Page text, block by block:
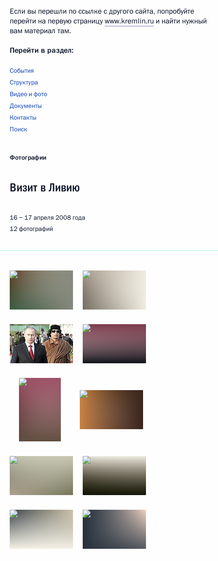
Если вы перешли по ссылке с другого сайта, попробуйте
перейти на первую страницуwww.kremlin.ru и найти нужный
вам материал там.
Перейти в раздел:
События
Структура
Видео и фото
Документы
Контакты
Поиск
Фотографии
Визит в Ливию
16 − 17 апреля 2008 года
12 фотографий